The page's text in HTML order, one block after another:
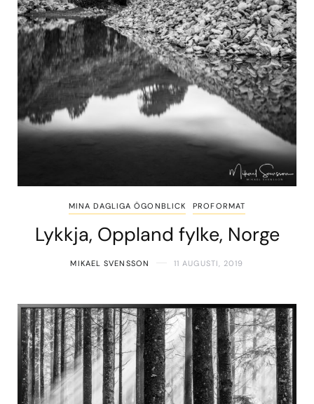
MINA DAGLIGA ÖGONBLICK PROFORMAT
Lykkja, Oppland fylke, Norge
MIKAEL SVENSSON 11 AUGUSTI, 2019